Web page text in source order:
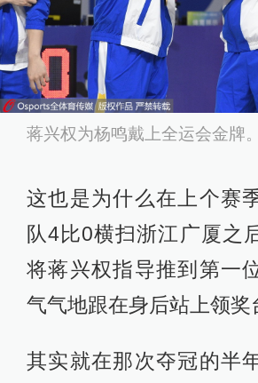
蒋兴权为杨鸣戴上全运会金牌。
这也是为什么在上个赛
队4比0横扫浙江广厦之
将蒋兴权指导推到第一
气气地跟在身后站上领奖
其实就在那次夺冠的半